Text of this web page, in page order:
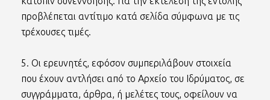
προβλέπεται αντίτιμο κατά σελίδα σύμφωνα με τις
τρέχουσες τιμές.
5. Οι ερευνητές, εφόσον συμπεριλάβουν στοιχεία
που έχουν αντλήσει από το Αρχείο του Ιδρύματος, σε
συγγράμματα, άρθρα, ή μελέτες τους, οφείλουν να